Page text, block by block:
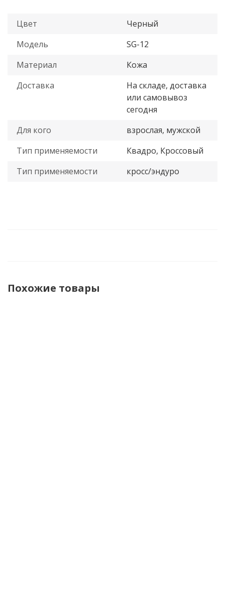
Цвет
Черный
Модель
SG-12
Материал
Кожа
Доставка
На складе, доставка
или самовывоз
сегодня
Для кого
взрослая, мужской
Тип применяемости
Квадро, Кроссовый
Тип применяемости
кросс/эндуро
Похожие товары